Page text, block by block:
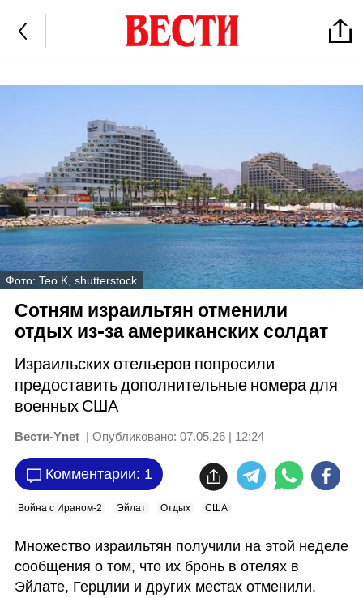
Фото: Teo K, shutterstock
Сотням израильтян отменили
отдых из-за американских солдат
Израильских отельеров попросили
предоставить дополнительные номера для
военных США
Вести-Ynet | Опубликовано: 07.05.26 | 12:24
Комментарии: 1
Война с Ираном-2 Эйлат Отдых США
Множество израильтян получили на этой неделе
сообщения о том, что их бронь в отелях в
Эйлате, Герцлии и других местах отменили.